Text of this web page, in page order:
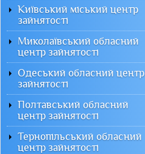
Київський міський центр
зайнятості
Миколаївський обласний
центр зайнятості
Одеський обласний центр
зайнятості
Полтавський обласний
центр зайнятості
Тернопільський обласний
центр зайнятості